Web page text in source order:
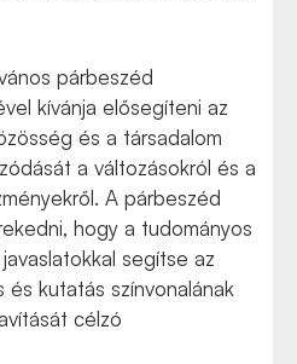
párbeszéd
kívánja elősegíteni az
és a társadalom
a változásokról és a
A párbeszéd
hogy a tudományos
segítse az
kutatás színvonalának
célzó